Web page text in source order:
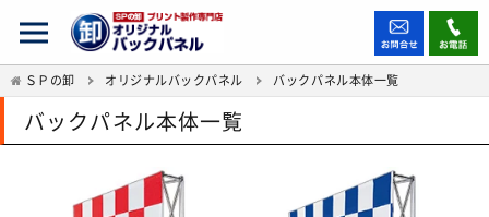
ＳＰの卸 オリジナルバックパネル バックパネル本体一覧
バックパネル本体一覧